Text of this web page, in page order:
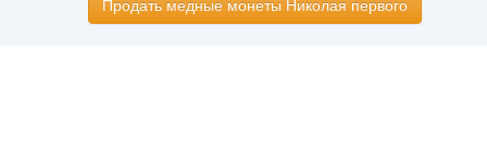
Продать медные монеты Николая первого